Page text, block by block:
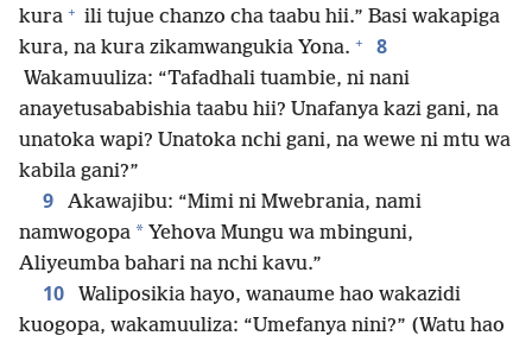
kura + ili tujue chanzo cha taabu hii.” Basi wakapiga
kura, na kura zikamwangukia Yona. + 8
Wakamuuliza: “Tafadhali tuambie, ni nani
anayetusababishia taabu hii? Unafanya kazi gani, na
unatoka wapi? Unatoka nchi gani, na wewe ni mtu wa
kabila gani?”
9
Akawajibu: “Mimi ni Mwebrania, nami
namwogopa * Yehova Mungu wa mbinguni,
Aliyeumba bahari na nchi kavu.”
10
Waliposikia hayo, wanaume hao wakazidi
kuogopa, wakamuuliza: “Umefanya nini?” (Watu hao